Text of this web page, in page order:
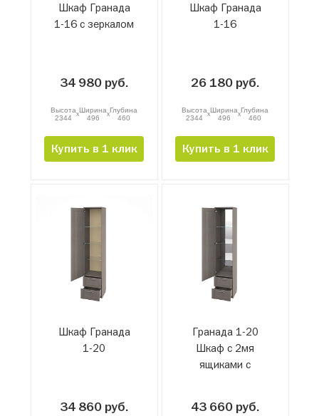
Шкаф Гранада
1-16 с зеркалом
34 980 руб.
Высота
2344
xШирина
496
xГлубина
460
Купить в 1 клик
Шкаф Гранада
1-16
26 180 руб.
Высота
2344
xШирина
496
xГлубина
460
Купить в 1 клик
Шкаф Гранада
1-20
34 860 руб.
Гранада 1-20
Шкаф с 2мя
ящиками с
43 660 руб.